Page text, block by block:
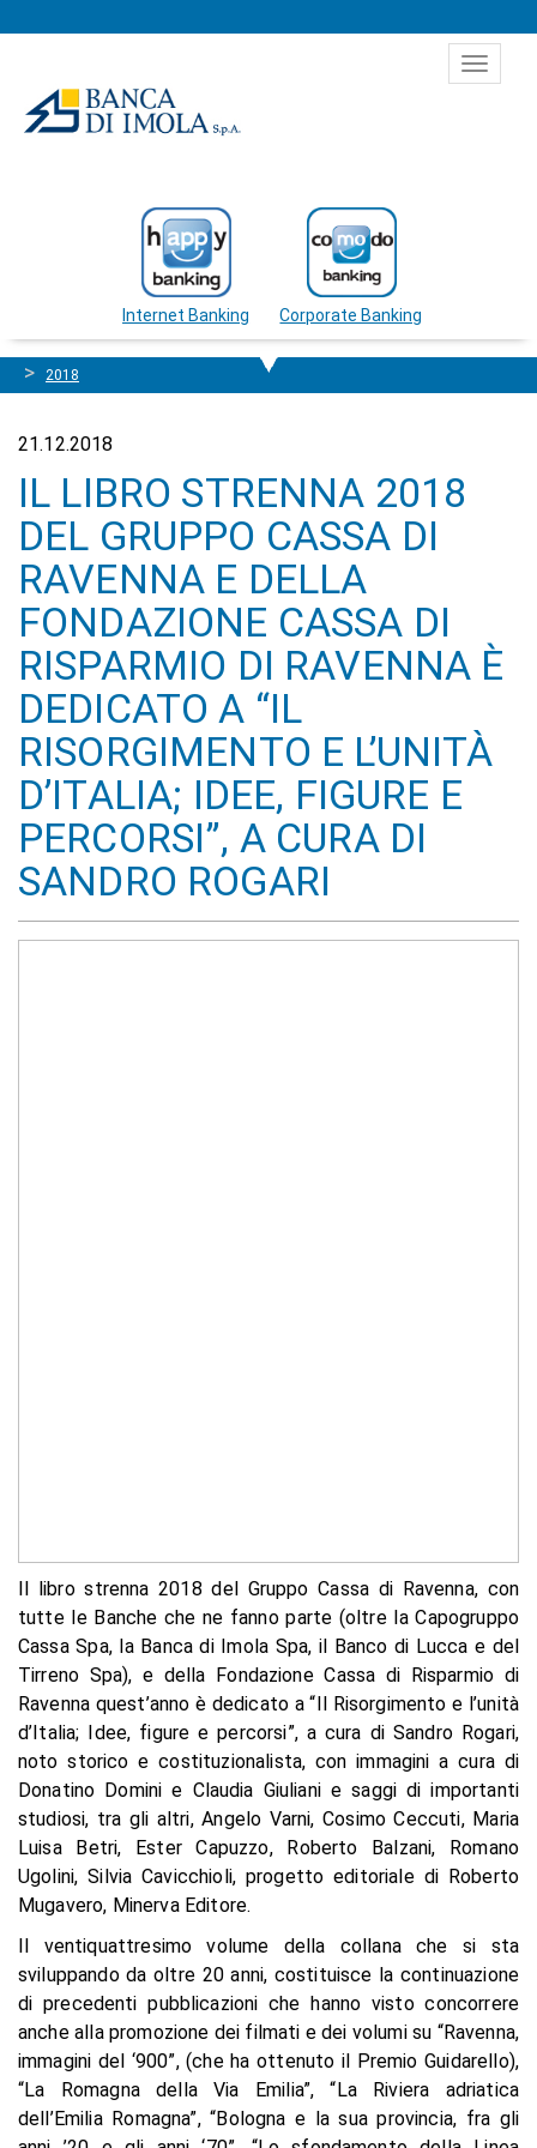
Toggle
Internet Banking Corporate Banking
2018
21.12.2018
IL LIBRO STRENNA 2018
DEL GRUPPO CASSA DI
RAVENNA E DELLA
FONDAZIONE CASSA DI
RISPARMIO DI RAVENNA È
DEDICATO A “IL
RISORGIMENTO E L’UNITÀ
D’ITALIA; IDEE, FIGURE E
PERCORSI”, A CURA DI
SANDRO ROGARI
Il libro strenna 2018 del Gruppo Cassa di Ravenna, con
tutte le Banche che ne fanno parte (oltre la Capogruppo
Cassa Spa, la Banca di Imola Spa, il Banco di Lucca e del
Tirreno Spa), e della Fondazione Cassa di Risparmio di
Ravenna quest’anno è dedicato a “Il Risorgimento e l’unità
d’Italia; Idee, figure e percorsi”, a cura di Sandro Rogari,
noto storico e costituzionalista, con immagini a cura di
Donatino Domini e Claudia Giuliani e saggi di importanti
studiosi, tra gli altri, Angelo Varni, Cosimo Ceccuti, Maria
Luisa Betri, Ester Capuzzo, Roberto Balzani, Romano
Ugolini, Silvia Cavicchioli, progetto editoriale di Roberto
Mugavero, Minerva Editore.
Il ventiquattresimo volume della collana che si sta
sviluppando da oltre 20 anni, costituisce la continuazione
di precedenti pubblicazioni che hanno visto concorrere
anche alla promozione dei filmati e dei volumi su “Ravenna,
immagini del ‘900”, (che ha ottenuto il Premio Guidarello),
“La Romagna della Via Emilia”, “La Riviera adriatica
dell’Emilia Romagna”, “Bologna e la sua provincia, fra gli